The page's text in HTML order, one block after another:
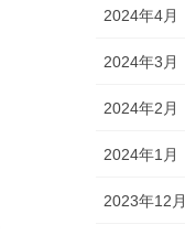
2024年4月
2024年3月
2024年2月
2024年1月
2023年12月